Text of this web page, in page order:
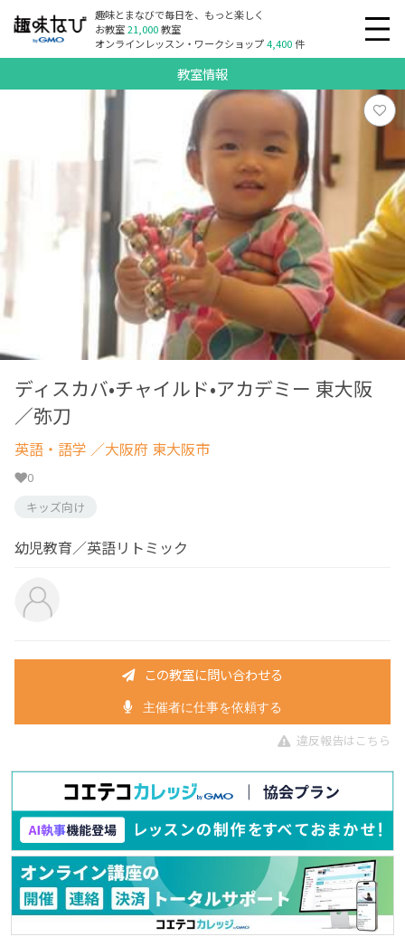
趣味とまなびで毎日を、もっと楽しく
お教室21,000教室
オンラインレッスン・ワークショップ4,400件
教室情報
ディスカバ•チャイルド•アカデミー 東大阪
／弥刀
英語・語学 ／大阪府 東大阪市
0
キッズ向け
幼児教育／英語リトミック
この教室に問い合わせる
主催者に仕事を依頼する
違反報告はこちら